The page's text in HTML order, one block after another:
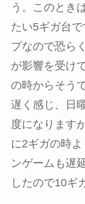
う。このとき
たい5ギガ台
プなので恐ら
が影響を受け
の時からそう
遅く感じ、日
度になります
に2ギガの時
ンゲームも遅
したので10ギ